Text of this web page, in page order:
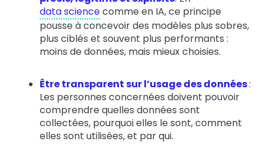
data sciencecomme en IA, ce principe
pousse à concevoir des modèles plus sobres,
plus ciblés et souvent plus performants :
moins de données, mais mieux choisies.
Être transparent sur l’usage des données:
Les personnes concernées doivent pouvoir
comprendre quelles données sont
collectées, pourquoi elles le sont, comment
elles sont utilisées, et par qui.